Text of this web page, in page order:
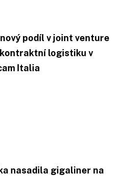
podíl v joint venture
logistiku v
Italia
nasadila gigaliner na